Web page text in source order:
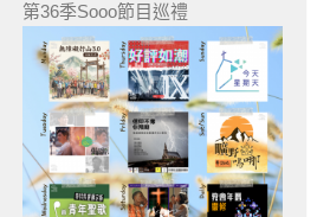
第36季Sooo節目巡禮